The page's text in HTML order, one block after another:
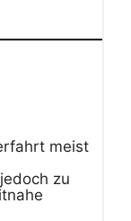
meist
zu